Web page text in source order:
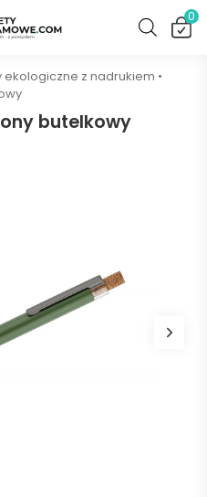
0
ekologiczne z nadrukiem •
butelkowy